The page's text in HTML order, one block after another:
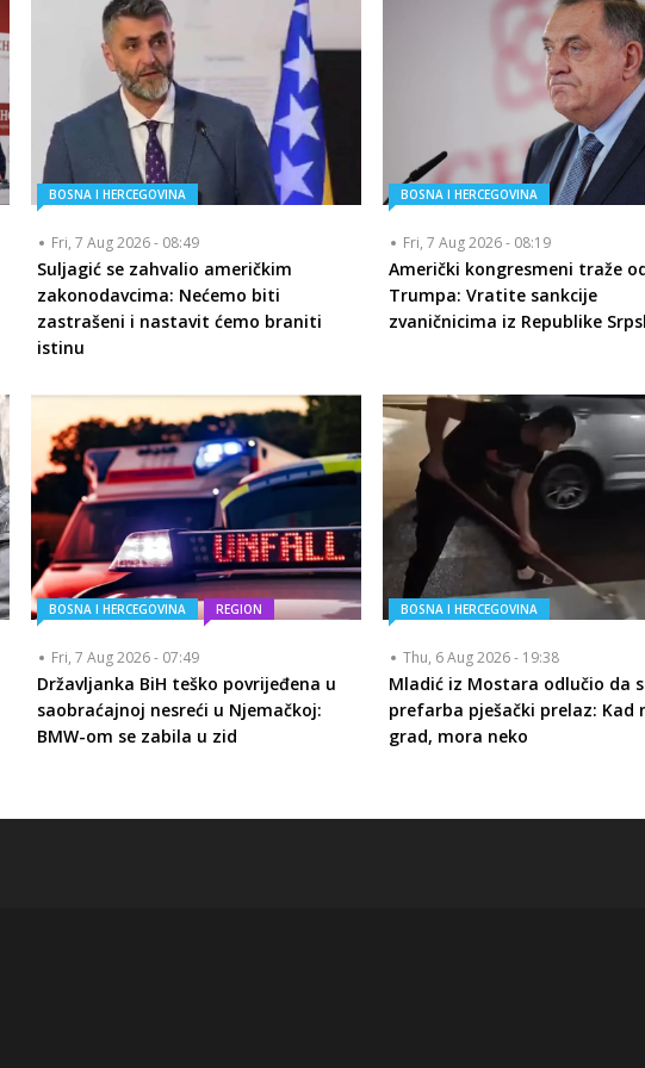
BOSNA I HERCEGOVINA
Fri, 7 Aug 2026 - 08:49
Suljagić se zahvalio američkim
zakonodavcima: Nećemo biti
zastrašeni i nastavit ćemo braniti
istinu
BOSNA I HERCEGOVINA
Fri, 7 Aug 2026 - 08:19
Američki kongresmeni traže
Trumpa: Vratite sankcije
zvaničnicima iz Republike
BOSNA I HERCEGOVINA REGION
Fri, 7 Aug 2026 - 07:49
Državljanka BiH teško povrijeđena u
saobraćajnoj nesreći u Njemačkoj:
BMW-om se zabila u zid
BOSNA I HERCEGOVINA
Thu, 6 Aug 2026 - 19:38
Mladić iz Mostara odlučio da
prefarba pješački prelaz: Kad
grad, mora neko